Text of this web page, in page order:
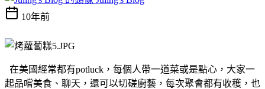
10年前
在美國經常都有potluck，每個人帶一道菜或是點心，大家一
起品嚐美食、聊天，還可以切磋廚藝，每次聚會都有收穫，也